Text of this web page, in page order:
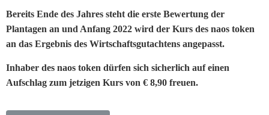
nach
Online
Casinos.
Facebook-
Spiel
dem
Bereits Ende des Jahres steht die erste Bewertung der
Plantagen an und Anfang 2022 wird der Kurs des naos token
an das Ergebnis des Wirtschaftsgutachtens angepasst.
Inhaber des naos token dürfen sich sicherlich auf einen
Aufschlag zum jetzigen Kurs von € 8,90 freuen.